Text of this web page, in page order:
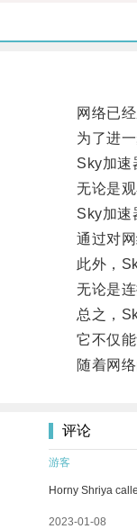
网络已经成
为了进一步
Sky加速器
无论是观看
Sky加速器
通过对网络
此外，Sky
无论是连接
总之，Sky
它不仅能够
随着网络的
评论
游客
Horny Shriya
2023-01-08